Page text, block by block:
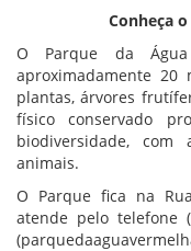
Conheça
O Parque da
aproximadamente
plantas, árvores
físico conservado
biodiversidade, com
animais.
O Parque fica na
atende pelo telefone